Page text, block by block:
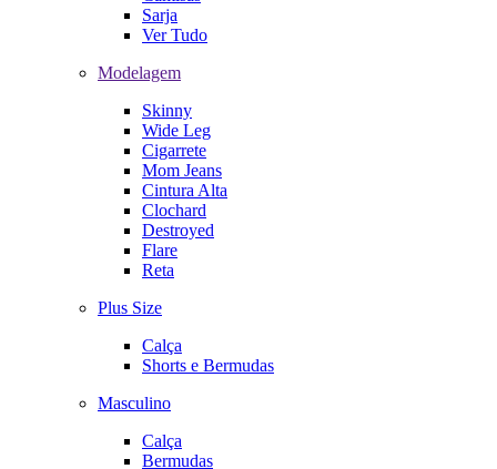
Sarja
Ver Tudo
Modelagem
Skinny
Wide Leg
Cigarrete
Mom Jeans
Cintura Alta
Clochard
Destroyed
Flare
Reta
Plus Size
Calça
Shorts e Bermudas
Masculino
Calça
Bermudas